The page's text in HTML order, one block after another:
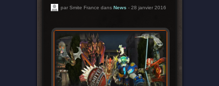
par Smite France dans News - 28 janvier 2016